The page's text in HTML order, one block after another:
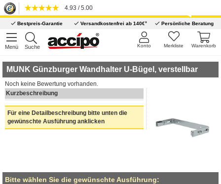
4.93 / 5.00
Bestpreis-Garantie Versandkostenfrei ab 140€* Persönliche Beratung
Menü Suche Warenkorb
Merkliste
Konto
MUNK Günzburger Wandhalter U-Bügel, verstellbar
Noch keine Bewertung vorhanden.
Kurzbeschreibung
Für eine Detailbeschreibung bitte unten die
gewünschte Ausführung anklicken
Bitte wählen Sie die gewünschte Ausführung: